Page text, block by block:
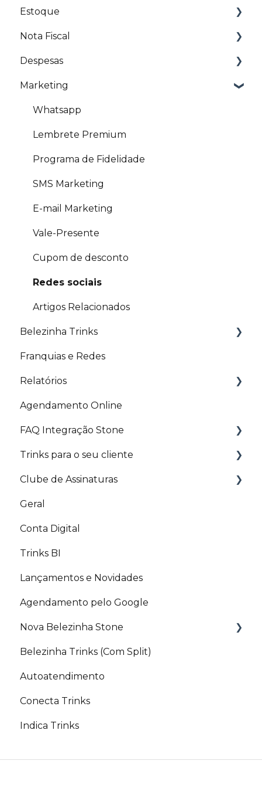
Crédito de Cliente
Pedidos de compra
Pré-venda de produto
Venda de produto
Venda online de pacotes
Nota Fiscal de Pacotes
Pagamento antecipado via site
Promoção Online
Estoque
Estoque
Inventário
Artigos Relacionados
Nota Fiscal
Artigos Relacionados NFS-e
NFC-e
Artigos Relacionados NFC-e
NFS-e
Despesas
Artigos Relacionados
Marketing
Whatsapp
Lembrete Premium
Programa de Fidelidade
SMS Marketing
E-mail Marketing
Vale-Presente
Cupom de desconto
Redes sociais
Artigos Relacionados
Belezinha Trinks
Artigos Relacionados
Franquias e Redes
Relatórios
Artigos Relacionados
Agendamento Online
FAQ Integração Stone
Utilização da máquina integrada ao sistema
Split de pagamento
APP Stone
Trinks para o seu cliente
Site
Aplicativo
Clube de Assinaturas
Nota Fiscal para Clube de Assinaturas
Geral
Conta Digital
Trinks BI
Lançamentos e Novidades
Agendamento pelo Google
Nova Belezinha Stone
PIX Belezinha
Belezinha Trinks (Com Split)
Autoatendimento
Conecta Trinks
Indica Trinks